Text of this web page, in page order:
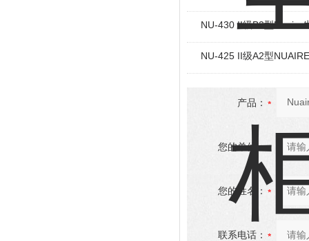
NU-430 II级B2型Nuaire
NU-425 II级A2型
产品：
您的单位：
您的姓名：
联系电话：